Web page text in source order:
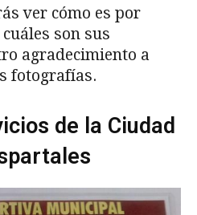
ver cómo es por
son sus
agradecimiento a
fotografías.
de la Ciudad